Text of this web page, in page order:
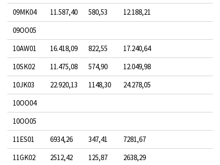
09MK04
11.587,40 580,53
12.188,21
09OO05
10AW01
16.418,09 822,55
17.240,64
10SK02
11.475,08 574,90
12.049,98
10JK03
22.920,13 1148,30
24.278,05
10OO04
10OO05
11ES01
6934,26 347,41
7281,67
11GK02
2512,42 125,87
2638,29